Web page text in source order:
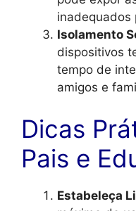
inadequados
Isolamento
dispositivos
tempo de
amigos e
Dicas
Pais e
Estabeleça